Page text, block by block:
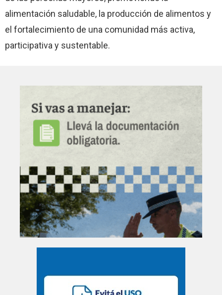
alimentación saludable, la producción de alimentos y
el fortalecimiento de una comunidad más activa,
participativa y sustentable.